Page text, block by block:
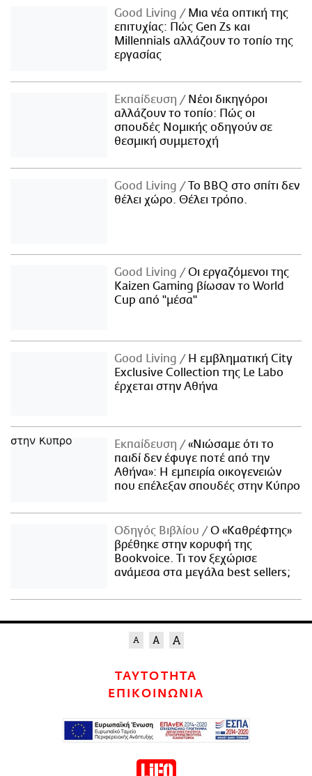
Good Living
Μια νέα οπτική της
επιτυχίας: Πώς Gen Zs και
Millennials αλλάζουν το τοπίο της
εργασίας
Εκπαίδευση
Νέοι δικηγόροι
αλλάζουν το τοπίο: Πώς οι
σπουδές Νομικής οδηγούν σε
θεσμική συμμετοχή
Good Living
Το BBQ στο σπίτι δεν
θέλει χώρο. Θέλει τρόπο.
Good Living
Οι εργαζόμενοι της
Kaizen Gaming βίωσαν το World
Cup από "μέσα"
Good Living
Η εμβληματική City
Exclusive Collection της Le Labo
έρχεται στην Αθήνα
Εκπαίδευση
«Νιώσαμε ότι το
παιδί δεν έφυγε ποτέ από την
Αθήνα»: Η εμπειρία οικογενειών
που επέλεξαν σπουδές στην Κύπρο
Οδηγός Βιβλίου
Ο «Καθρέφτης»
βρέθηκε στην κορυφή της
Bookvoice. Τι τον ξεχώρισε
ανάμεσα στα μεγάλα best sellers;
ΤΑΥΤΟΤΗΤΑ
ΕΠΙΚΟΙΝΩΝΙΑ